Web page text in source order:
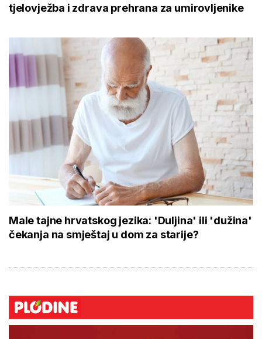
tjelovježba i zdrava prehrana za umirovljenike
Male tajne hrvatskog jezika: 'Duljina' ili 'dužina'
čekanja na smještaj u dom za starije?